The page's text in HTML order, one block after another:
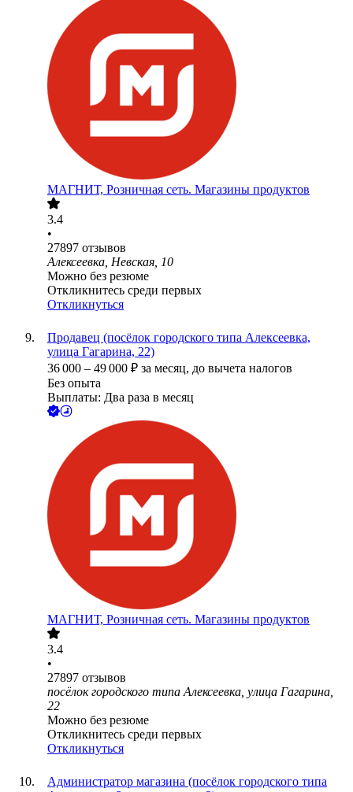
МАГНИТ, Розничная сеть. Магазины продуктов
3.4
•
27897 отзывов
Алексеевка, Невская, 10
Можно без резюме
Откликнитесь среди первых
Откликнуться
Продавец (посёлок городского типа Алексеевка,
улица Гагарина, 22)
36 000 – 49 000 ₽ за месяц, до вычета налогов
Без опыта
Выплаты: Два раза в месяц
МАГНИТ, Розничная сеть. Магазины продуктов
3.4
•
27897 отзывов
посёлок городского типа Алексеевка, улица Гагарина,
22
Можно без резюме
Откликнитесь среди первых
Откликнуться
Администратор магазина (посёлок городского типа